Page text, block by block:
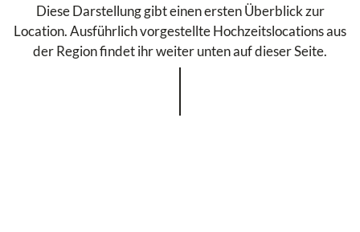
Diese Darstellung gibt einen ersten Überblick zur
Location. Ausführlich vorgestellte Hochzeitslocations aus
der Region findet ihr weiter unten auf dieser Seite.